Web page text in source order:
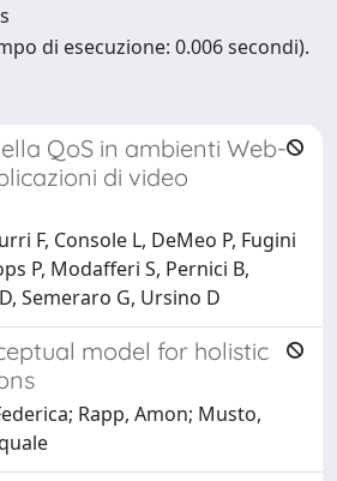
di esecuzione: 0.006 secondi).
QoS in ambienti Web-
di video
F, Console L, DeMeo P, Fugini
P, Modafferi S, Pernici B,
Semeraro G, Ursino D
model for holistic
Rapp, Amon; Musto,